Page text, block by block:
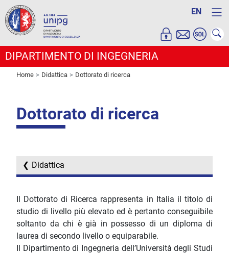
EN
DIPARTIMENTO DI INGEGNERIA
Home Didattica Dottorato di ricerca
Dottorato di ricerca
Didattica
Il Dottorato di Ricerca rappresenta in Italia il titolo di
studio di livello più elevato ed è pertanto conseguibile
soltanto da chi è già in possesso di un diploma di
laurea di secondo livello o equiparabile.
Il Dipartimento di Ingegneria dell’Università degli Studi